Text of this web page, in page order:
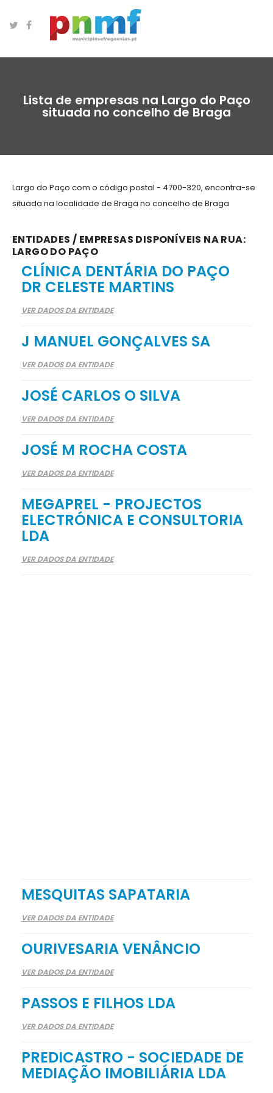
Lista de empresas na Largo do Paço
situada no concelho de Braga
Largo do Paço com o código postal - 4700-320, encontra-se
situada na localidade de Braga no concelho de Braga
ENTIDADES / EMPRESAS DISPONÍVEIS NA RUA:
LARGO DO PAÇO
CLÍNICA DENTÁRIA DO PAÇO
DR CELESTE MARTINS
VER DADOS DA ENTIDADE
J MANUEL GONÇALVES SA
VER DADOS DA ENTIDADE
JOSÉ CARLOS O SILVA
VER DADOS DA ENTIDADE
JOSÉ M ROCHA COSTA
VER DADOS DA ENTIDADE
MEGAPREL - PROJECTOS
ELECTRÓNICA E CONSULTORIA
LDA
VER DADOS DA ENTIDADE
MESQUITAS SAPATARIA
VER DADOS DA ENTIDADE
OURIVESARIA VENÂNCIO
VER DADOS DA ENTIDADE
PASSOS E FILHOS LDA
VER DADOS DA ENTIDADE
PREDICASTRO - SOCIEDADE DE
MEDIAÇÃO IMOBILIÁRIA LDA